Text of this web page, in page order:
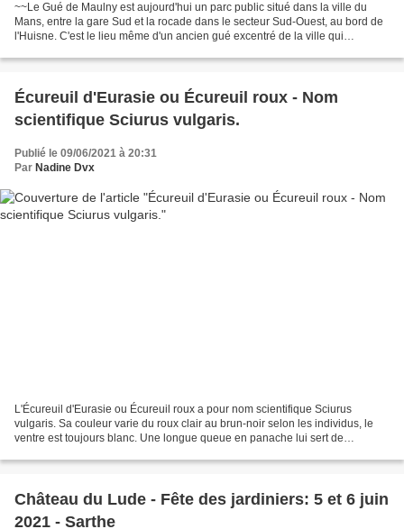
~~Le Gué de Maulny est aujourd'hui un parc public situé dans la ville du
Mans, entre la gare Sud et la rocade dans le secteur Sud-Ouest, au bord de
l'Huisne. C'est le lieu même d'un ancien gué excentré de la ville qui
Écureuil d'Eurasie ou Écureuil roux - Nom
scientifique Sciurus vulgaris.
Publié le 09/06/2021 à 20:31
Par Nadine Dvx
L'Écureuil d'Eurasie ou Écureuil roux a pour nom scientifique Sciurus
vulgaris. Sa couleur varie du roux clair au brun-noir selon les individus, le
ventre est toujours blanc. Une longue queue en panache lui sert de
Château du Lude - Fête des jardiniers: 5 et 6 juin
2021 - Sarthe